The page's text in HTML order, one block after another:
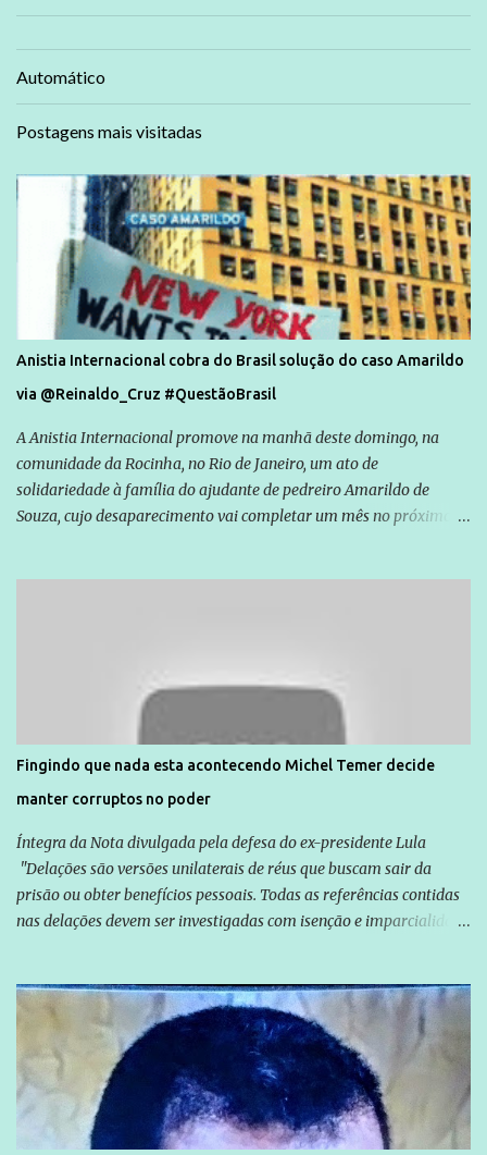
Automático
Postagens mais visitadas
Anistia Internacional cobra do Brasil solução do caso Amarildo
via @Reinaldo_Cruz #QuestãoBrasil
A Anistia Internacional promove na manhã deste domingo, na
comunidade da Rocinha, no Rio de Janeiro, um ato de
solidariedade à família do ajudante de pedreiro Amarildo de
Souza, cujo desaparecimento vai completar um mês no próximo
são vítimas de violência, estão em situação de risco ou têm seus
direitos violados. Leia mais: Anistia Internacional cobra do Brasil
solução do caso Amarildo - Terra Brasil
Fingindo que nada esta acontecendo Michel Temer decide
manter corruptos no poder
Íntegra da Nota divulgada pela defesa do ex-presidente Lula
"Delações são versões unilaterais de réus que buscam sair da
prisão ou obter benefícios pessoais. Todas as referências contidas
nas delações devem ser investigadas com isenção e imparcialidade
Globo manteve com o Grupo Odebrecht, citada na delação de
Emílio Odebrecht. Lula sempre atuou para promover o Brasil no
exterior, e não para promover determinadas empresas ou
empresários" Assina a nota o advogado Cristiano Zanin Martins